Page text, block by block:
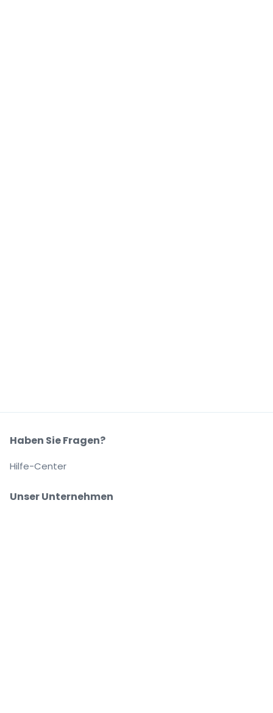
Unser Unternehmen
Haben Sie Fragen?
Hilfe-Center